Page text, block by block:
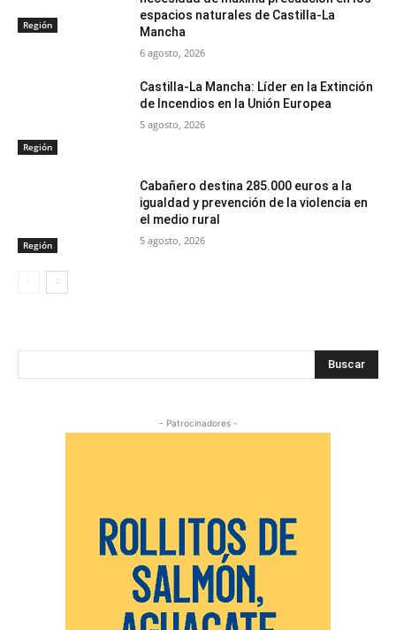
Región
espacios naturales de Castilla-La
Mancha
6 agosto, 2026
Región
Castilla-La Mancha: Líder en la Extinción
de Incendios en la Unión Europea
5 agosto, 2026
Región
Cabañero destina 285.000 euros a la
igualdad y prevención de la violencia en
el medio rural
5 agosto, 2026
Buscar
- Patrocinadores -